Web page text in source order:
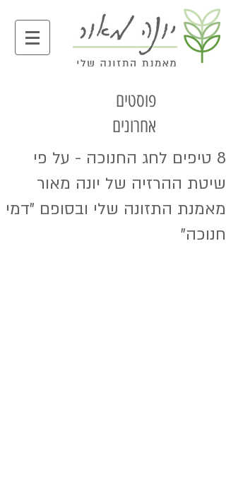
פוסטים
אחרונים
8 טיפים לחג החנוכה - על פי
שיטת ההרזיה של יונה מאור
מאמנת התזונה שלי ובסופם "דמי
חנוכה"